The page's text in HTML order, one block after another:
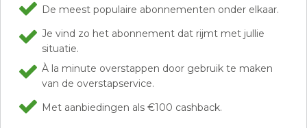
De meest populaire abonnementen onder elkaar.
Je vind zo het abonnement dat rijmt met jullie
situatie.
À la minute overstappen door gebruik te maken
van de overstapservice.
Met aanbiedingen als €100 cashback.